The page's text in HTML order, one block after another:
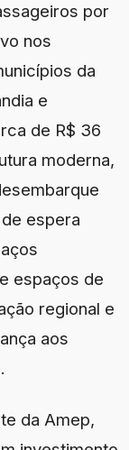
por
nos
da
e
de R$ 36
moderna,
espera
espaços de
regional e
aos
da Amep,